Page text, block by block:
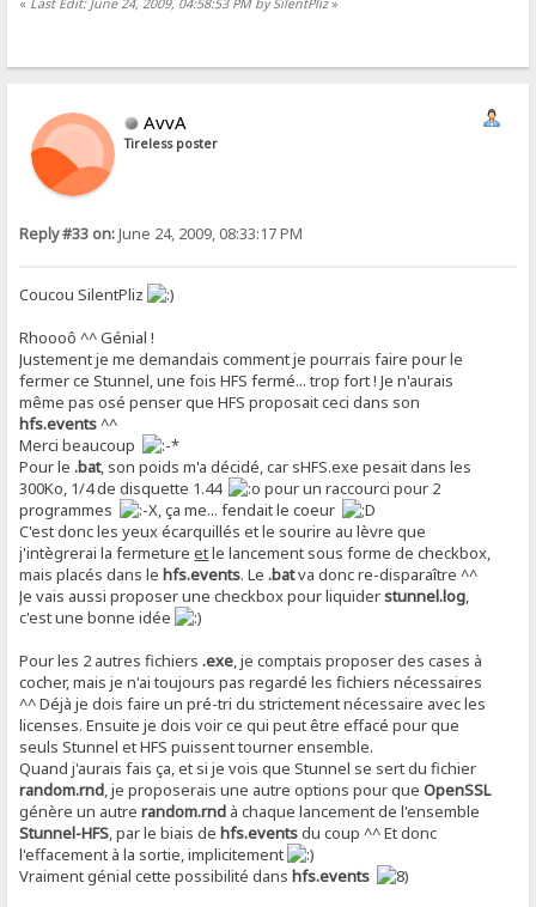
AvvA
Tireless poster
Reply #33 on:June 24, 2009, 08:33:17 PM
Coucou SilentPliz
Rhoooô ^^ Génial !
Justement je me demandais comment je pourrais faire pour le
fermer ce Stunnel, une fois HFS fermé... trop fort ! Je n'aurais
même pas osé penser que HFS proposait ceci dans son
hfs.events^^
Merci beaucoup
Pour le.bat, son poids m'a décidé, car sHFS.exe pesait dans les
300Ko, 1/4 de disquette 1.44
pour un raccourci pour 2
programmes
, ça me... fendait le coeur
C'est donc les yeux écarquillés et le sourire au lèvre que
j'intègrerai la fermetureetle lancement sous forme de checkbox,
mais placés dans le hfs.events. Le.batva donc re-disparaître ^^
Je vais aussi proposer une checkbox pour liquiderstunnel.log,
c'est une bonne idée
Pour les 2 autres fichiers.exe, je comptais proposer des cases à
cocher, mais je n'ai toujours pas regardé les fichiers nécessaires
^^ Déjà je dois faire un pré-tri du strictement nécessaire avec les
licenses. Ensuite je dois voir ce qui peut être effacé pour que
seuls Stunnel et HFS puissent tourner ensemble.
Quand j'aurais fais ça, et si je vois que Stunnel se sert du fichier
random.rnd, je proposerais une autre options pour queOpenSSL
génère un autrerandom.rnd à chaque lancement de l'ensemble
Stunnel-HFS, par le biais de hfs.eventsdu coup ^^ Et donc
l'effacement à la sortie, implicitement
Vraiment génial cette possibilité dans hfs.events